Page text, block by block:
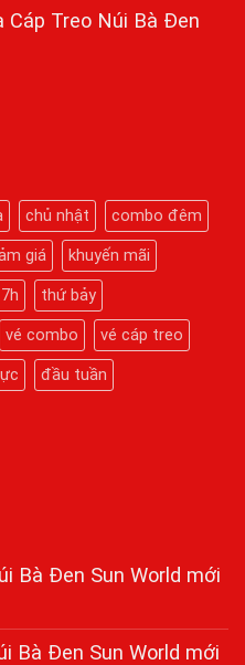
Cáp Treo Núi Bà Đen
chủ nhật
combo đêm
giá
khuyến mãi
thứ bảy
vé combo
vé cáp treo
đầu tuần
Bà Đen Sun World mới
Bà Đen Sun World mới